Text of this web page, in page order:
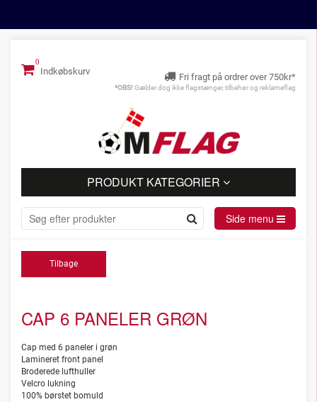
Indkøbskurv
Fri fragt på ordrer over 750kr*
*OBS! Gælder dog ikke flagstænger, tilbehør og reklameflag
PRODUKT KATEGORIER
Side menu
Tilbage
CAP 6 PANELER GRØN
Cap med 6 paneler i grøn
Lamineret front panel
Broderede lufthuller
Velcro lukning
100% børstet bomuld